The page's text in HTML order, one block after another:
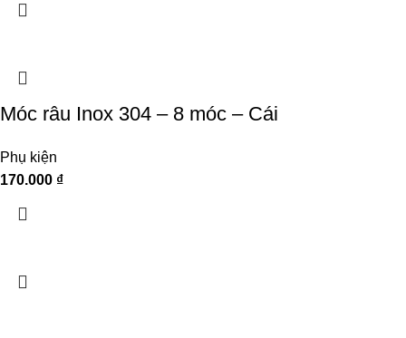
Móc râu Inox 304 – 8 móc – Cái
Phụ kiện
170.000 ₫